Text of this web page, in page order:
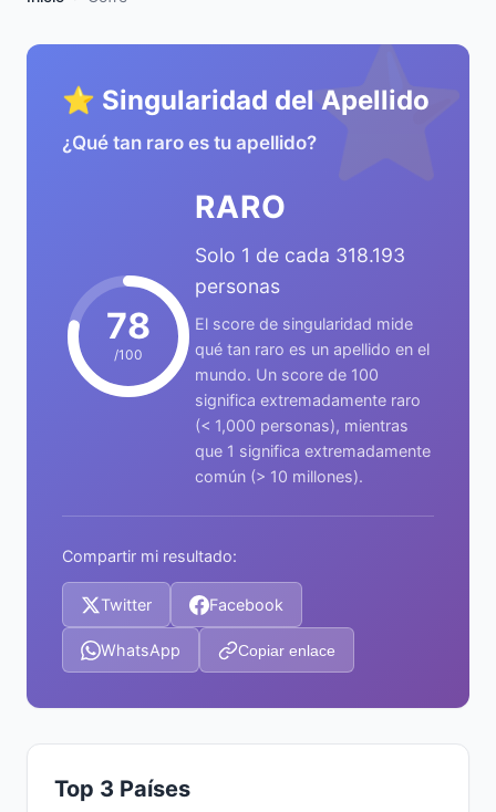
⭐
⭐ Singularidad del Apellido
¿Qué tan raro es tu apellido?
78
/100
RARO
Solo 1 de cada 318.193
personas
El score de singularidad mide
qué tan raro es un apellido en el
mundo. Un score de 100
significa extremadamente raro
(< 1,000 personas), mientras
que 1 significa extremadamente
común (> 10 millones).
Compartir mi resultado:
Twitter Facebook
WhatsApp Copiar enlace
Top 3 Países